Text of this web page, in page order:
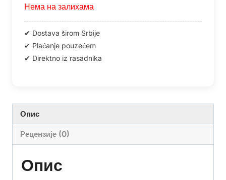
Нема на залихама
Опис
Рецензије (0)
Опис